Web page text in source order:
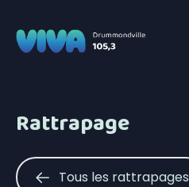
Rattrapage
Tous les rattrapages